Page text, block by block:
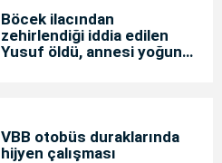
Böcek ilacından
zehirlendiği iddia edilen
Yusuf öldü, annesi yoğun
VBB otobüs duraklarında
hijyen çalışması